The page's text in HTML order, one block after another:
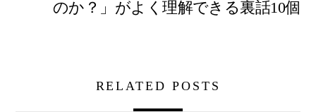
のか？」がよく理解できる裏話10個
RELATED POSTS